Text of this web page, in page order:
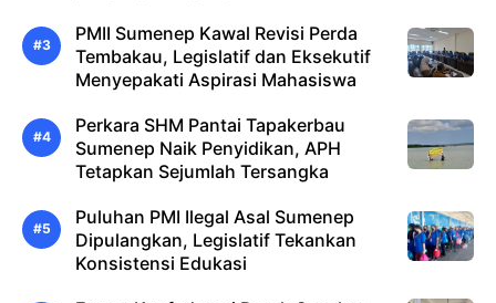
PMII Sumenep Kawal Revisi Perda
Tembakau, Legislatif dan Eksekutif
Menyepakati Aspirasi Mahasiswa
Perkara SHM Pantai Tapakerbau
Sumenep Naik Penyidikan, APH
Tetapkan Sejumlah Tersangka
Puluhan PMI Ilegal Asal Sumenep
Dipulangkan, Legislatif Tekankan
Konsistensi Edukasi